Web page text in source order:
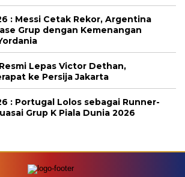
: Messi Cetak Rekor, Argentina
Grup dengan Kemenangan
Lepas Victor Dethan,
ke Persija Jakarta
: Portugal Lolos sebagai Runner-
Grup K Piala Dunia 2026